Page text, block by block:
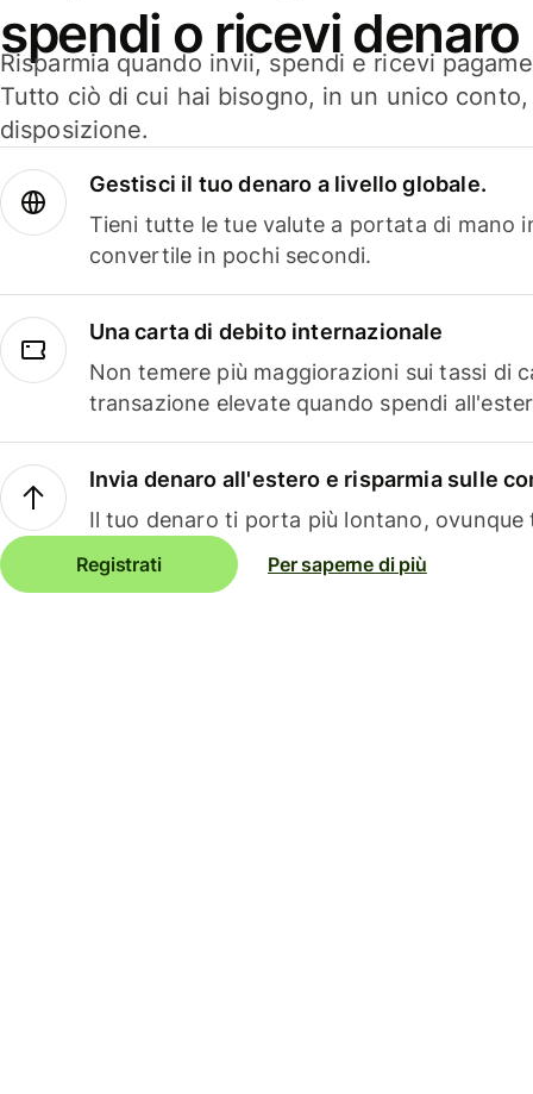
spendi o ricevi denaro
Risparmia quando invii, spendi e ricevi
Tutto ciò di cui hai bisogno, in un unico
disposizione.
Gestisci il tuo denaro a livello globale.
Tieni tutte le tue valute a portata di mano
convertile in pochi secondi.
Una carta di debito internazionale
Non temere più maggiorazioni sui tassi di
transazione elevate quando spendi
Invia denaro all'estero e risparmia sulle
Il tuo denaro ti porta più lontano, ovunque
Registrati Per saperne di più